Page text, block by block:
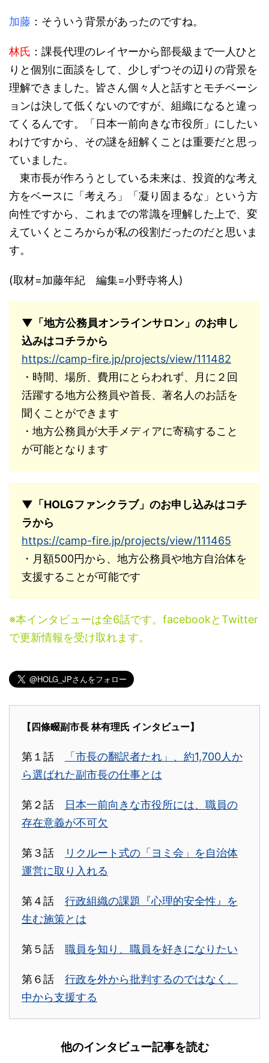
加藤 ：そういう背景があったのですね。
林氏 ：課長代理のレイヤーから部長級まで一人ひと
りと個別に面談をして、少しずつその辺りの背景を
理解できました。皆さん個々人と話すとモチベーシ
ョンは決して低くないのですが、組織になると違っ
てくるんです。「日本一前向きな市役所」にしたい
わけですから、その謎を紐解くことは重要だと思っ
ていました。
東市長が作ろうとしている未来は、投資的な考え
方をベースに「考えろ」「凝り固まるな」という方
向性ですから、これまでの常識を理解した上で、変
えていくところからが私の役割だったのだと思いま
す。
(取材=加藤年紀 編集=小野寺将人)
▼「地方公務員オンラインサロン」のお申し
込みはコチラから
https://camp-fire.jp/projects/view/111482
・時間、場所、費用にとらわれず、月に２回
活躍する地方公務員や首長、著名人のお話を
聞くことができます
・地方公務員が大手メディアに寄稿すること
が可能となります
▼「HOLGファンクラブ」のお申し込みはコチ
ラから
https://camp-fire.jp/projects/view/111465
・月額500円から、地方公務員や地方自治体を
支援することが可能です
※本インタビューは全6話です。facebookとTwitter
で更新情報を受け取れます。
【四條畷副市長 林有理氏 インタビュー】
第１話
「市長の翻訳者たれ」、約1,700人か
ら選ばれた副市長の仕事とは
第２話
日本一前向きな市役所には、職員の
存在意義が不可欠
第３話
リクルート式の「ヨミ会」を自治体
運営に取り入れる
第４話 行政組織の課題『心理的安全性』を
生む施策とは
第５話 職員を知り、職員を好きになりたい
第６話 行政を外から批判するのではなく、
中から支援する
他のインタビュー記事を読む